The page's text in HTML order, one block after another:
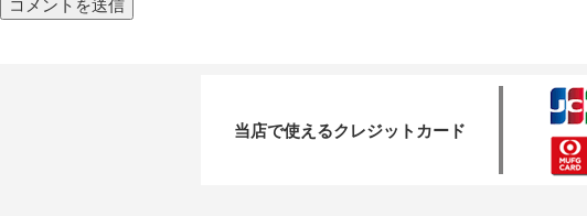
当店で使えるクレジットカード